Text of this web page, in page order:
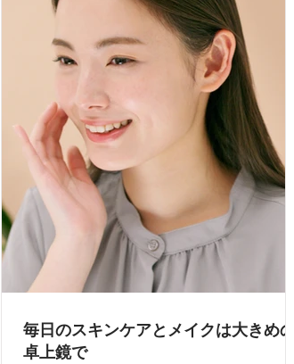
毎日のスキンケアとメイクは大きめの
卓上鏡で